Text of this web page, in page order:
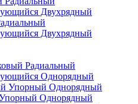
Двухрядный
Радиальный
Однорядный
Однорядный